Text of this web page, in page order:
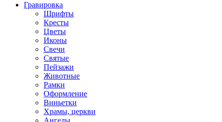
Гравировка
Шрифты
Кресты
Цветы
Иконы
Свечи
Святые
Пейзажи
Животные
Рамки
Оформление
Виньетки
Храмы, церкви